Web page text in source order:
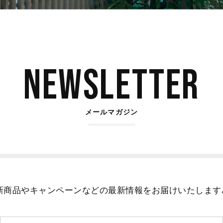
Newsletter
メールマガジン
商品やキャンペーンなどの最新情報をお届けいたします